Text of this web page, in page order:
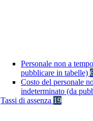
Personale non a
pubblicare in tabelle)
Costo del personale
indeterminato (da
Tassi di assenza 19